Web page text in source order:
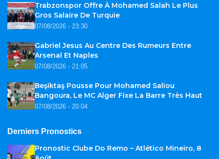
Trabzonspor Offre À Mohamed Salah Le Plus
Gros Salaire De Turquie
07/08/2026 - 23:30
Gabriel Jesus Au Centre Des Rumeurs Entre
Arsenal Et Naples
07/08/2026 - 21:05
Beşiktaş Pousse Pour Mohamed Saliou
Bangoura, Le MC Alger Fixe La Barre Très Haut
07/08/2026 - 20:04
Derniers Pronostics
Pronostic Clube Do Remo – Atlético Mineiro, 8